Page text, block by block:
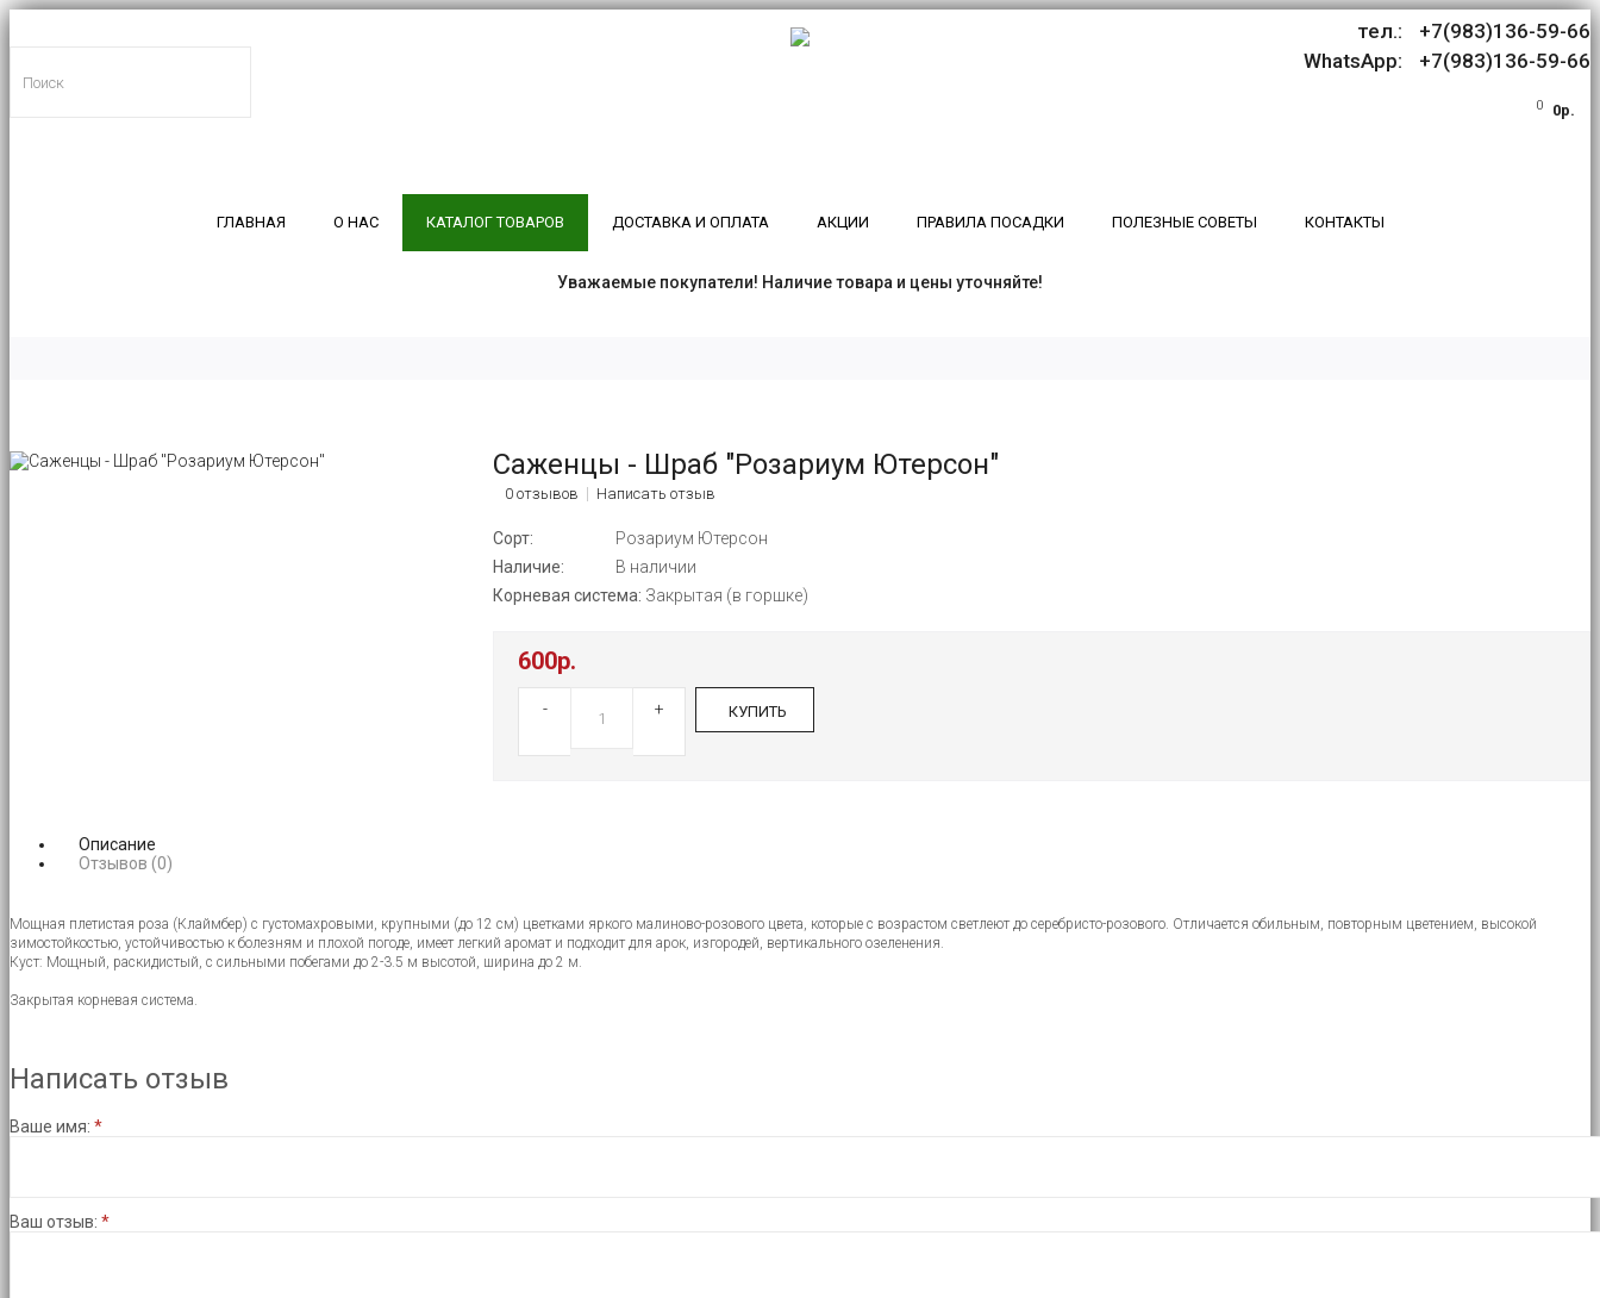
тел.: +7(983)136-59-66
WhatsApp: +7(983)136-59-66
0 0р.
ГЛАВНАЯ О НАС КАТАЛОГ ТОВАРОВ ДОСТАВКА И ОПЛАТА АКЦИИ ПРАВИЛА ПОСАДКИ ПОЛЕЗНЫЕ СОВЕТЫ КОНТАКТЫ
Уважаемые покупатели! Наличие товара и цены уточняйте!
Саженцы - Шраб "Розариум Ютерсон"
0 отзывов Написать отзыв
Сорт:
Розариум Ютерсон
Наличие:
В наличии
Корневая система: Закрытая (в горшке)
600р.
- + КУПИТЬ
Описание
Отзывов (0)
Мощная плетистая роза (Клаймбер) с густомахровыми, крупными (до 12 см) цветками яркого малиново-розового цвета, которые с возрастом светлеют до серебристо-розового. Отличается обильным, повторным цветением, высокой
зимостойкостью, устойчивостью к болезням и плохой погоде, имеет легкий аромат и подходит для арок, изгородей, вертикального озеленения.
Куст: Мощный, раскидистый, с сильными побегами до 2-3.5 м высотой, ширина до 2 м.
Закрытая корневая система.
Написать отзыв
Ваше имя:
Ваш отзыв: